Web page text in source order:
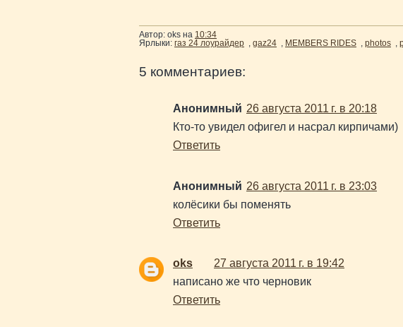
Автор: oks на 10:34
Ярлыки: газ 24 лоурайдер gaz24 MEMBERS RIDES photos
5 комментариев:
Анонимный 26 августа 2011 г. в 20:18
Кто-то увидел офигел и насрал кирпичами)
Ответить
Анонимный 26 августа 2011 г. в 23:03
колёсики бы поменять
Ответить
oks
27 августа 2011 г. в 19:42
написано же что черновик
Ответить